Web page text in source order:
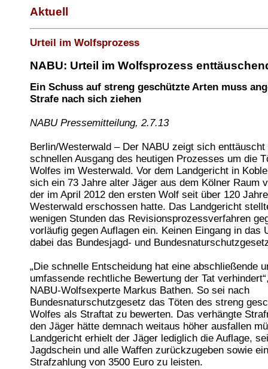
Aktuell
Urteil im Wolfsprozess
NABU: Urteil im Wolfsprozess
Ein Schuss auf streng geschützte Arten muss
Strafe nach sich ziehen
NABU Pressemitteilung, 2.7.13
Berlin/Westerwald – Der NABU zeigt sich enttäuscht
schnellen Ausgang des heutigen Prozesses um die
Wolfes im Westerwald. Vor dem Landgericht in
sich ein 73 Jahre alter Jäger aus dem Kölner Raum
der im April 2012 den ersten Wolf seit über 120
Westerwald erschossen hatte. Das Landgericht
wenigen Stunden das Revisionsprozessverfahren
vorläufig gegen Auflagen ein. Keinen Eingang in das
dabei das Bundesjagd- und
„Die schnelle Entscheidung hat eine abschließende
umfassende rechtliche Bewertung der Tat
NABU-Wolfsexperte Markus Bathen. So sei nach
Bundesnaturschutzgesetz das Töten des streng
Wolfes als Straftat zu bewerten. Das verhängte
den Jäger hätte demnach weitaus höher ausfallen
Landgericht erhielt der Jäger lediglich die Auflage,
Jagdschein und alle Waffen zurückzugeben sowie
Strafzahlung von 3500 Euro zu leisten.